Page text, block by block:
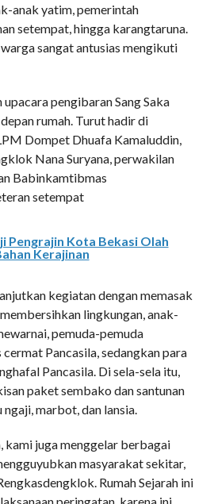
anak yatim, pemerintah
setempat, hingga karangtaruna.
sangat antusias mengikuti
pengibaran Sang Saka
rumah. Turut hadir di
Dompet Dhuafa Kamaluddin,
Nana Suryana, perwakilan
Babinkamtibmas
setempat
Pengrajin Kota Bekasi Olah
Kerajinan
kegiatan dengan memasak
lingkungan, anak-
pemuda-pemuda
Pancasila, sedangkan para
Pancasila. Di sela-sela itu,
paket sembako dan santunan
marbot, dan lansia.
kami juga menggelar berbagai
masyarakat sekitar,
Rumah Sejarah ini
peringatan, karena ini